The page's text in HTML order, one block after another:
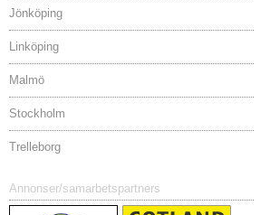
Jönköping
Linköping
Malmö
Stockholm
Trelleborg
Annonser/samarbetspartners